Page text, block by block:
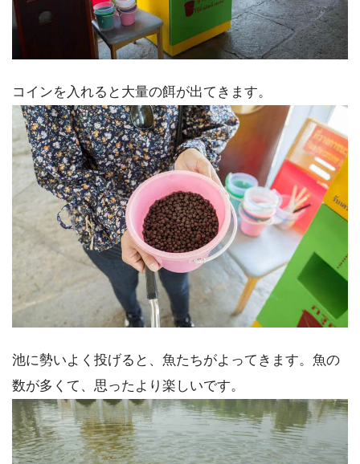
コインを入れると大量の餌が出てきます。
池に勢いよく投げると、魚たちがよってきます。魚の
数が多くて、思ったより楽しいです。